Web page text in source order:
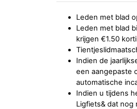
Leden met blad
Leden met blad
krijgen €1.50
Indien de
een aangepaste
automatische
Indien u tijdens
Ligfiets& dat